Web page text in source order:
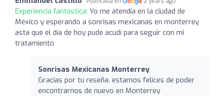
Experiencia fantástica: Yo me atendía en la ciudad de
México y esperando a sonrisas mexicanas en monterrey
asta que el día de hoy pude acudí para seguir con mi
tratamiento
Sonrisas Mexicanas Monterrey
Gracias por tu reseña, estamos felices de poder
encontrarnos de nuevo en Monterrey